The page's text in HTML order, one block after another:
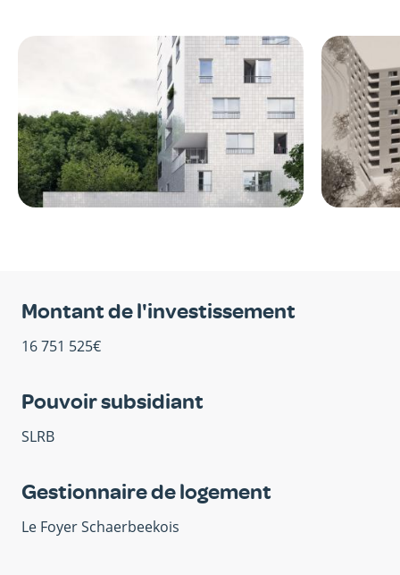
Image Image
Montant de l'investissement
16 751 525€
Pouvoir subsidiant
SLRB
Gestionnaire de logement
Le Foyer Schaerbeekois